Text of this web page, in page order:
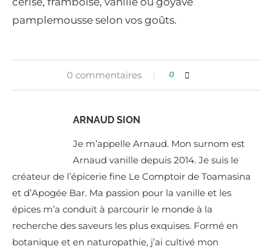
pamplemousse selon vos goûts.
0 commentaires 0
ARNAUD SION
Je m’appelle Arnaud. Mon surnom est
Arnaud vanille depuis 2014. Je suis le
créateur de l’épicerie fine Le Comptoir de Toamasina
et d’Apogée Bar. Ma passion pour la vanille et les
épices m’a conduit à parcourir le monde à la
recherche des saveurs les plus exquises. Formé en
botanique et en naturopathie, j’ai cultivé mon